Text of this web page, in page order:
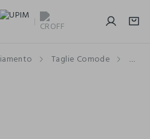
Taglie Comode